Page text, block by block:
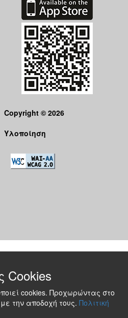
Copyright © 2026
Υλοποίηση
Cookies
cookies. Προχωρώντας στο
την αποδοχή τους. Πολιτική